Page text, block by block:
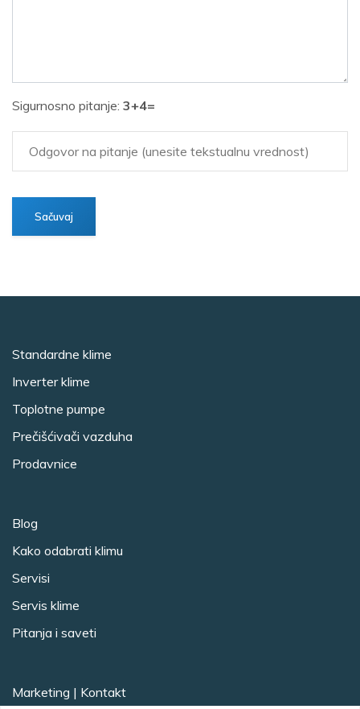
Sigurnosno pitanje: 3+4=
Standardne klime
Inverter klime
Toplotne pumpe
Prečišćivači vazduha
Prodavnice
Blog
Kako odabrati klimu
Servisi
Servis klime
Pitanja i saveti
Marketing | Kontakt